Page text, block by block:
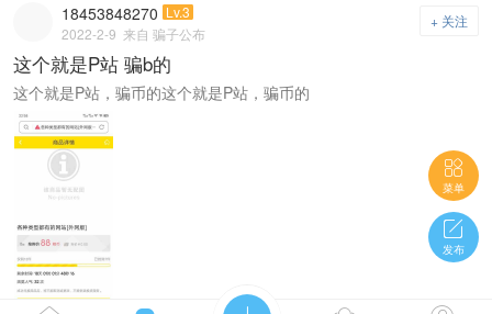
+ 关注
18453848270 Lv.3
2022-2-9 来自 骗子公布
这个就是P站 骗b的
这个就是P站，骗币的这个就是P站，骗币的

菜单

发布